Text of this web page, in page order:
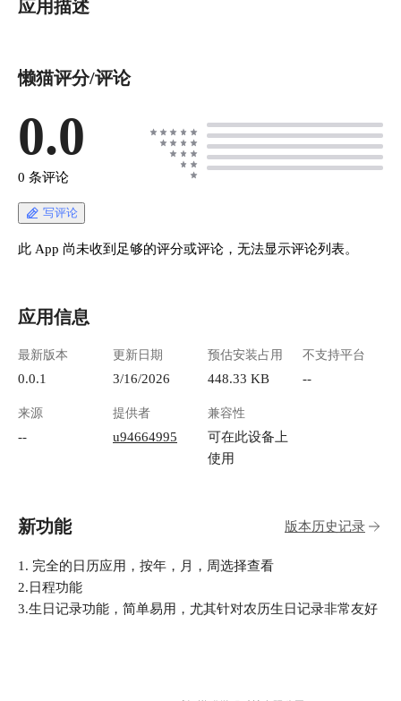
应用描述
懒猫评分/评论
0.0
0 条评论
写评论
此 App 尚未收到足够的评分或评论，无法显示评论列表。
应用信息
最新版本
0.0.1
更新日期
3/16/2026
预估安装占用
448.33 KB
不支持平台
--
来源
--
提供者
u94664995
兼容性
可在此设备上
使用
新功能 版本历史记录
1. 完全的日历应用，按年，月，周选择查看
2.日程功能
3.生日记录功能，简单易用，尤其针对农历生日记录非常友好